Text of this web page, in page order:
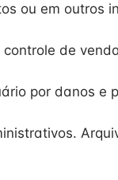
ou em outros
controle de
por danos e